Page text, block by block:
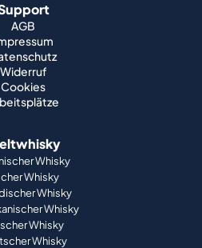
AGB
Widerruf
Cookies
Whisky
Whisky
Whisky
Whisky
Whisky
Whisky